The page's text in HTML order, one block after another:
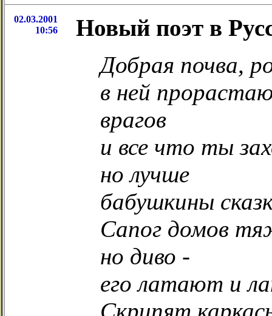
02.03.2001
10:56
Новый поэт в
Добрая почва,
в ней
врагов
и все что ты
но лучше
бабушкины
Сапог домов
но диво -
его латают и